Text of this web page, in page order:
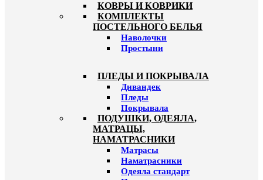
КОВРЫ И КОВРИКИ
КОМПЛЕКТЫ
ПОСТЕЛЬНОГО БЕЛЬЯ
Наволочки
Простыни
ПЛЕДЫ И ПОКРЫВАЛА
Дивандек
Пледы
Покрывала
ПОДУШКИ, ОДЕЯЛА,
МАТРАЦЫ,
НАМАТРАСНИКИ
Матрасы
Наматрасники
Одеяла стандарт